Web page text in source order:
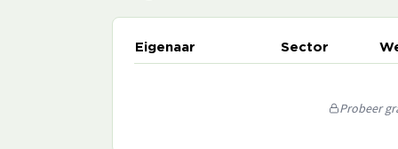
Eigenaar Sector
Probeer